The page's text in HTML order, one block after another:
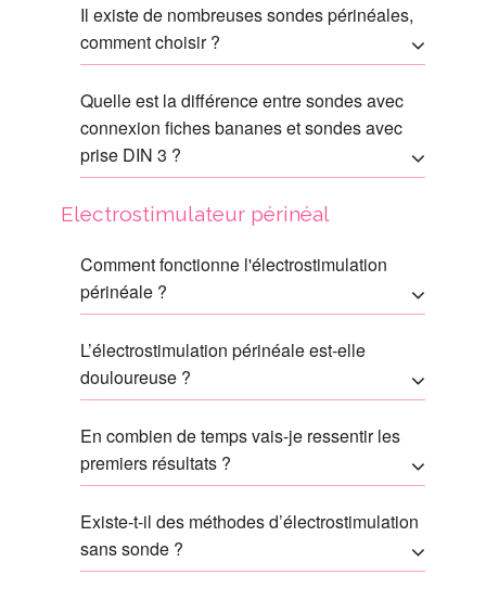
Il existe de nombreuses sondes périnéales,
comment choisir ?
Quelle est la différence entre sondes avec
connexion fiches bananes et sondes avec
prise DIN 3 ?
Electrostimulateur périnéal
Comment fonctionne l'électrostimulation
périnéale ?
L’électrostimulation périnéale est-elle
douloureuse ?
En combien de temps vais-je ressentir les
premiers résultats ?
Existe-t-il des méthodes d’électrostimulation
sans sonde ?